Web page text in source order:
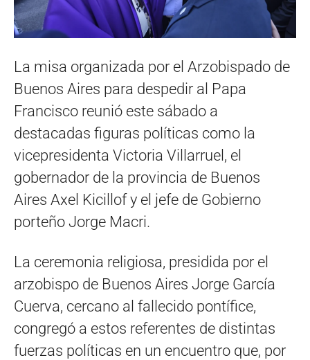
La misa organizada por el Arzobispado de
Buenos Aires para despedir al Papa
Francisco reunió este sábado a
destacadas figuras políticas como la
vicepresidenta Victoria Villarruel, el
gobernador de la provincia de Buenos
Aires Axel Kicillof y el jefe de Gobierno
porteño Jorge Macri.
La ceremonia religiosa, presidida por el
arzobispo de Buenos Aires Jorge García
Cuerva, cercano al fallecido pontífice,
congregó a estos referentes de distintas
fuerzas políticas en un encuentro que, por